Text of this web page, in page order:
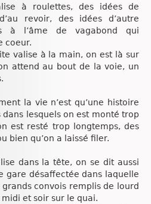
à roulettes, des idées de
revoir, des idées d’autre
à l’âme de vagabond qui
coeur.
valise à la main, on est là sur
attend au bout de la voie, un
la vie n’est qu’une histoire
lesquels on est monté trop
est resté trop longtemps, des
bien qu’on a laissé filer.
dans la tête, on se dit aussi
gare désaffectée dans laquelle
convois remplis de lourd
et soir sur le quai.